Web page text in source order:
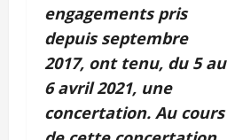
engagements pris
depuis septembre
2017, ont tenu, du5 au
6 avril 2021, une
concertation. Au cours